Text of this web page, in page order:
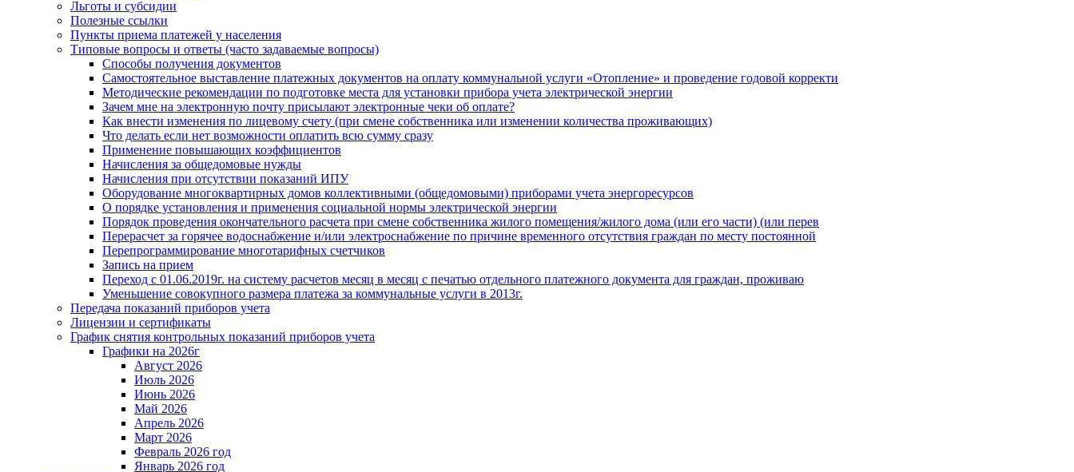
Льготы и субсидии
Полезные ссылки
Пункты приема платежей у населения
Типовые вопросы и ответы (часто задаваемые вопросы)
Способы получения документов
Самостоятельное выставление платежных документов на оплату коммунальной услуги «Отопление» и проведение годовой корректи
Методические рекомендации по подготовке места для установки прибора учета электрической энергии
Зачем мне на электронную почту присылают электронные чеки об оплате?
Как внести изменения по лицевому счету (при смене собственника или изменении количества проживающих)
Что делать если нет возможности оплатить всю сумму сразу
Применение повышающих коэффициентов
Начисления за общедомовые нужды
Начисления при отсутствии показаний ИПУ
Оборудование многоквартирных домов коллективными (общедомовыми) приборами учета энергоресурсов
О порядке установления и применения социальной нормы электрической энергии
Порядок проведения окончательного расчета при смене собственника жилого помещения/жилого дома (или его части) (или перев
Перерасчет за горячее водоснабжение и/или электроснабжение по причине временного отсутствия граждан по месту постоянной
Перепрограммирование многотарифных счетчиков
Запись на прием
Переход с 01.06.2019г. на систему расчетов месяц в месяц с печатью отдельного платежного документа для граждан, проживаю
Уменьшение совокупного размера платежа за коммунальные услуги в 2013г.
Передача показаний приборов учета
Лицензии и сертификаты
График снятия контрольных показаний приборов учета
Графики на 2026г
Август 2026
Июль 2026
Июнь 2026
Май 2026
Апрель 2026
Март 2026
Февраль 2026 год
Январь 2026 год